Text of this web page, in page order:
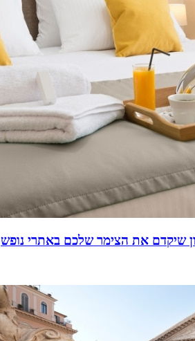
שיקדם את הצימר שלכם באתרי נופש